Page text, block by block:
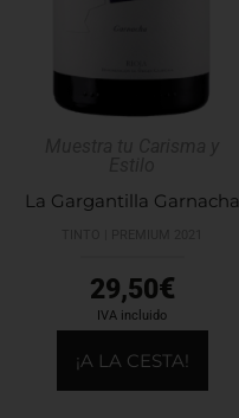
La Gargantilla Garnacha
29,50€
IVA incluido
¡A LA CESTA!